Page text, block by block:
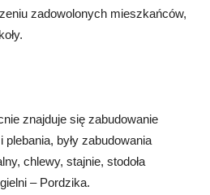
zadowolonych mieszkańców,
znajduje się zabudowanie
były zabudowania
chlewy, stajnie, stodoła
– Pordzika.